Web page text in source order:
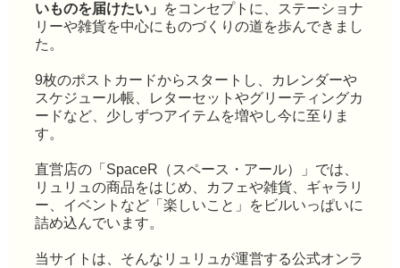
いものを届けたい」
をコンセプトに、ステーショナ
リーや雑貨を中心にものづくりの道を歩んできまし
た。
9枚のポストカードからスタートし、カレンダーや
スケジュール帳、レターセットやグリーティングカ
ードなど、少しずつアイテムを増やし今に至りま
す。
直営店の「SpaceR（スペース・アール）」では、
リュリュの商品をはじめ、カフェや雑貨、ギャラリ
ー、イベントなど「楽しいこと」をビルいっぱいに
詰め込んでいます。
当サイトは、そんなリュリュが運営する公式オンラ